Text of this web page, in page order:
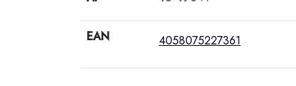
EAN 4058075227361